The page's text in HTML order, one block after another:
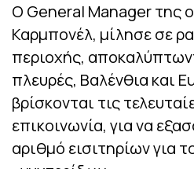
Ο General Manager της
Καρμπονέλ, μίλησε σε
περιοχής,
πλευρές, Βαλένθια και
βρίσκονται τις
επικοινωνία, για να
αριθμό εισιτηρίων για